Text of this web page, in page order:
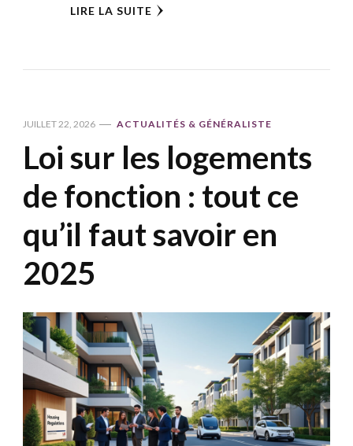
LIRE LA SUITE
JUILLET 22, 2026 ACTUALITÉS & GÉNÉRALISTE
Loi sur les logements
de fonction : tout ce
qu’il faut savoir en
2025